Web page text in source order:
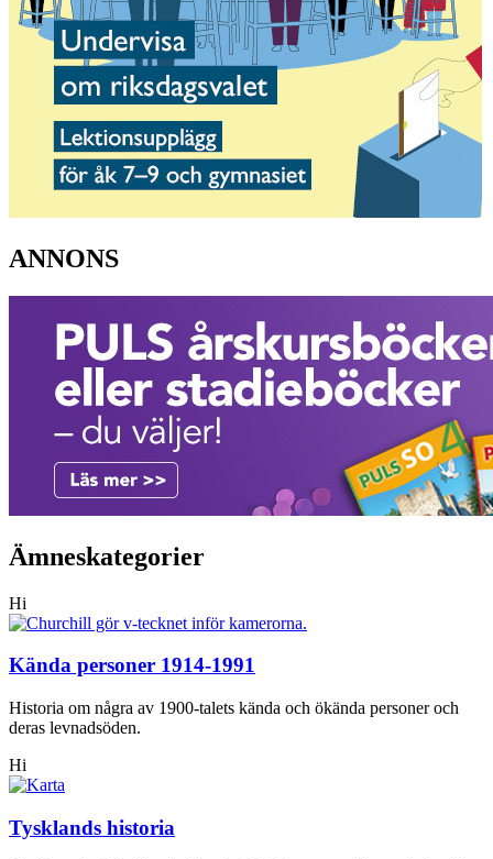
ANNONS
Ämneskategorier
Hi
Kända personer 1914-1991
Historia om några av 1900-talets kända och ökända personer och
deras levnadsöden.
Hi
Tysklands historia